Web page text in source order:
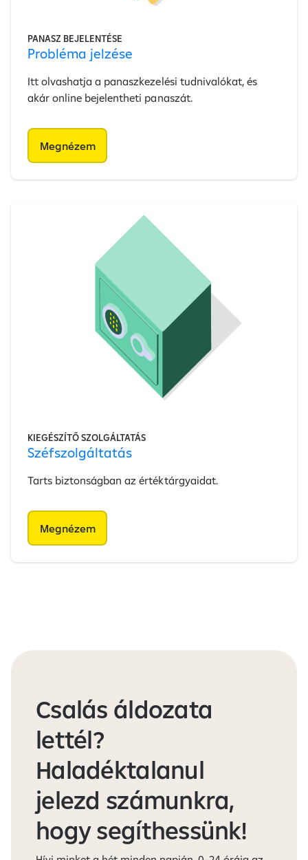
PANASZ BEJELENTÉSE
Probléma jelzése
Itt olvashatja a panaszkezelési tudnivalókat, és
akár online bejelentheti panaszát.
Megnézem
KIEGÉSZÍTŐ SZOLGÁLTATÁS
Széfszolgáltatás
Tarts biztonságban az értéktárgyaidat.
Megnézem
Csalás áldozata
lettél?
Haladéktalanul
jelezd számunkra,
hogy segíthessünk!